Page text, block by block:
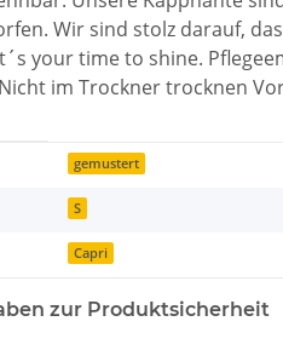
Wir sind stolz darauf,
your time to shine.
im Trockner trocknen
gemustert
S
Capri
zur Produktsicherheit